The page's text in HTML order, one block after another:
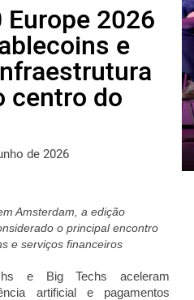
2026
e
centro do
de 2026
Amsterdam, a edição
o principal encontro
e serviços financeiros
e Big Techs aceleram
artificial e pagamentos